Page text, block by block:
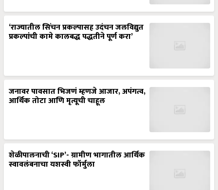
‘राज्यातील सिंचन प्रकल्पासह उदंचन जलविद्युत
प्रकल्पांची कामे कालबद्ध पद्धतीने पूर्ण करा’
जनावर पावसात भिजणं म्हणजे आजार, अपंगत्व,
आर्थिक तोटा आणि मृत्यूची चाहूल
शेळीपालनाची ‘SIP’- ग्रामीण भागातील आर्थिक
स्वावलंबनाचा यशस्वी फॉर्मुला